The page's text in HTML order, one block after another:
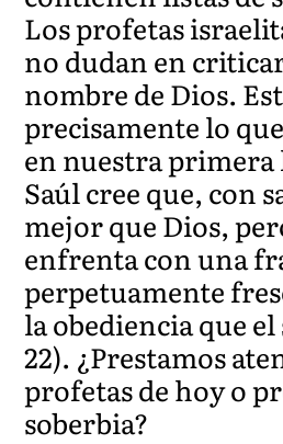
Los profetas
no dudan en
nombre de Dios.
precisamente lo
en nuestra
Saúl cree que, con
mejor que Dios,
enfrenta con una
perpetuamente
la obediencia que
22). ¿Prestamos
profetas de hoy o
soberbia?